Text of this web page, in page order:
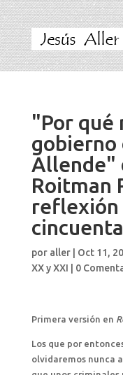
"Por qué
gobierno
Allende"
Roitman
reflexión
por aller| Oct 11,
XX y XXI
0
Primera versión en
Los que por
olvidaremos nunca